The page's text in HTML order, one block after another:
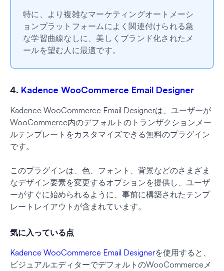
特に、より複雑なマーケティングオートメーシ
ョンプラットフォームによく関連付けられる急
な学習曲線なしに、美しくブランド化されたメ
ールを望む人に最適です。
4. Kadence WooCommerce Email Designer
Kadence WooCommerce Email Designerは、ユーザーが
WooCommerce内のデフォルトのトランザクションメー
ルテンプレートをカスタマイズできる無料のプラグイン
です。
このプラグインは、色、フォント、背景などのさまざま
なデザイン要素を変更するオプションを提供し、ユーザ
ーがすぐに始められるように、事前に構築されたテンプ
レートレイアウトが含まれています。
気に入っている点
Kadence WooCommerce Email Designerを使用すると、
ビジュアルエディターでデフォルトのWooCommerceメ